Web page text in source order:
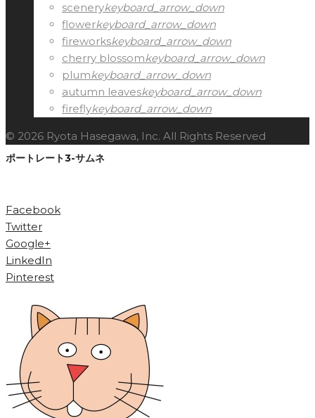
scenerykeyboard_arrow_down
flowerkeyboard_arrow_down
fireworkskeyboard_arrow_down
cherry blossomkeyboard_arrow_down
plumkeyboard_arrow_down
autumn leaveskeyboard_arrow_down
fireflykeyboard_arrow_down
© 2026 Ryota Hasegawa, Inc. All Rights Reserved
ポートレート3-サムネ
Facebook
Twitter
Google+
LinkedIn
Pinterest